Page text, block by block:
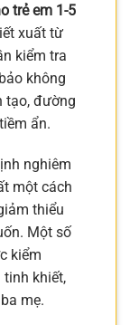
trẻ em 1-5
xuất từ
kiểm tra
không
tạo, đường
ẩn.
nghiêm
một cách
thiểu
Một số
kiểm
tinh khiết,
mẹ.